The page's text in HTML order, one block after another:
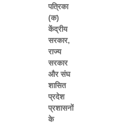
पत्रिका
(क)
केंद्रीय
सरकार,
राज्य
सरकार
और संघ
शासित
प्रदेश
प्रशासनों
के